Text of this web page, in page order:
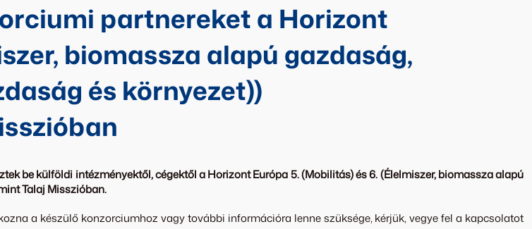
partnereket a Horizont
biomassza alapú gazdaság,
és környezet))
be külföldi intézményektől, cégektől a Horizont Európa 5. (Mobilitás) és 6. (Élelmiszer, biomassza alapú
Talaj Misszióban.
a készülő konzorciumhoz vagy további információra lenne szüksége, kérjük, vegye fel a kapcsolatot